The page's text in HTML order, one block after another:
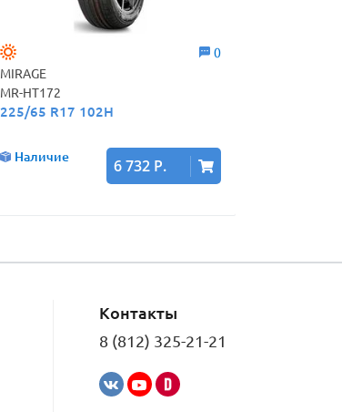
0
MIRAGE
MR-HT172
225/65 R17 102H
Наличие 6 732 Р.
Контакты
8 (812) 325-21-21